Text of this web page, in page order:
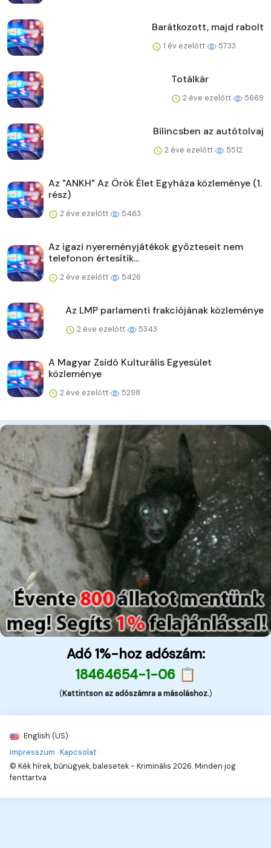
Barátkozott, majd rabolt
1 év ezelőtt 5733
Totálkár
2 éve ezelőtt 5669
Bilincsben az autótolvaj
2 éve ezelőtt 5512
Az "ANKH" Az Örök Élet Egyháza közleménye (1.
rész)
2 éve ezelőtt 5463
Az igazi nyereményjátékok győzteseit nem
telefonon értesítik...
2 éve ezelőtt 5426
Az LMP parlamenti frakciójának közleménye
2 éve ezelőtt 5343
A Magyar Zsidó Kulturális Egyesület
közleménye
2 éve ezelőtt 5298
Adó 1%-hoz adószám:
18464654-1-06 📋
(Kattintson az adószámra a másoláshoz.)
English (US)
Impresszum ·Kapcsolat ·
© Kék hírek, bűnügyek, balesetek - Kriminális 2026. Minden jog
fenttartva